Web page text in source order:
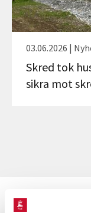
03.06.2026 |
Skred tok
sikra mot
KONTAKT OSS